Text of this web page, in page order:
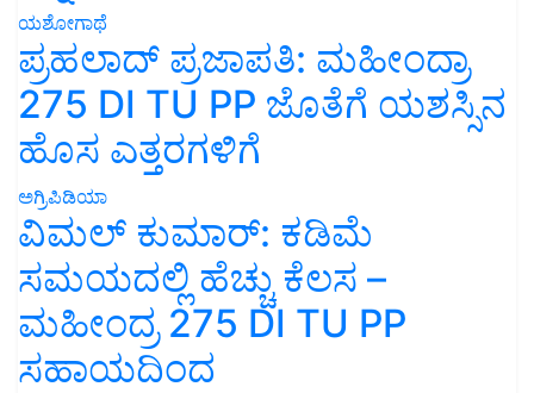
ಯಶೋಗಾಥೆ
ಪ್ರಹಲಾದ್ ಪ್ರಜಾಪತಿ: ಮಹೀಂದ್ರಾ
275 DI TU PP ಜೊತೆಗೆ ಯಶಸ್ಸಿನ
ಹೊಸ ಎತ್ತರಗಳಿಗೆ
ಅಗ್ರಿಪಿಡಿಯಾ
ವಿಮಲ್ ಕುಮಾರ್: ಕಡಿಮೆ
ಸಮಯದಲ್ಲಿ ಹೆಚ್ಚು ಕೆಲಸ –
ಮಹೀಂದ್ರ 275 DI TU PP
ಸಹಾಯದಿಂದ